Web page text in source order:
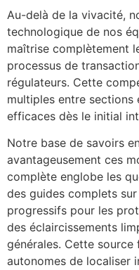
Au-delà de la vivacité,
technologique de nos
maîtrise complètement
processus de
régulateurs. Cette
multiples entre
efficaces dès le initial
Notre base de savoirs
avantageusement ces
complète englobe les
des guides complets
progressifs pour les
des éclaircissements
générales. Cette
autonomes de localiser